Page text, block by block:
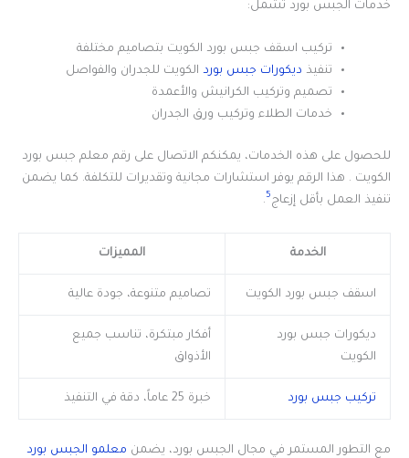
خدمات الجبس بورد تشمل:
تركيب اسقف جبس بورد الكويت بتصاميم مختلفة
تنفيذ ديكورات جبس بوردالكويت للجدران والفواصل
تصميم وتركيب الكرانيش والأعمدة
خدمات الطلاء وتركيب ورق الجدران
للحصول على هذه الخدمات، يمكنكم الاتصال على رقم معلم جبس بورد
الكويت . هذا الرقم يوفر استشارات مجانية وتقديرات للتكلفة. كما يضمن
تنفيذ العمل بأقل إزعاج5
.
الخدمة المميزات
اسقف جبس بورد الكويت تصاميم متنوعة، جودة عالية
ديكورات جبس بورد
الكويت
أفكار مبتكرة، تناسب جميع
الأذواق
تركيب جبس بورد خبرة 25 عاماً، دقة في التنفيذ
مع التطور المستمر في مجال الجبس بورد، يضمن معلمو الجبس بورد